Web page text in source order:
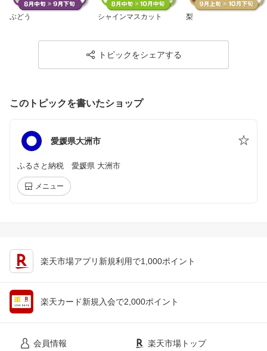
ぶどう シャインマスカット 梨
トピックをシェアする
このトピックを書いたショップ
愛媛県大洲市
ふるさと納税 愛媛県 大洲市
メニュー
楽天市場アプリ新規利用で1,000ポイント
楽天カード新規入会で2,000ポイント
会員情報 楽天市場トップ